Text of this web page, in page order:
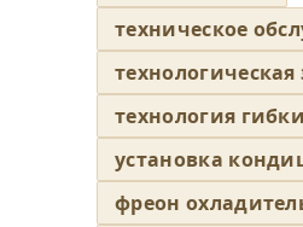
техническое
технология гибки
установка
фреон